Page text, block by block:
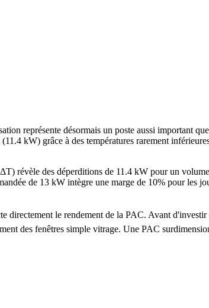
représente désormais un poste aussi important
kW) grâce à des températures rarement
révèle des déperditions de 11.4 kW pour un
de 13 kW intègre une marge de 10% pour les
le rendement de la PAC. Avant
des fenêtres simple vitrage. Une PAC